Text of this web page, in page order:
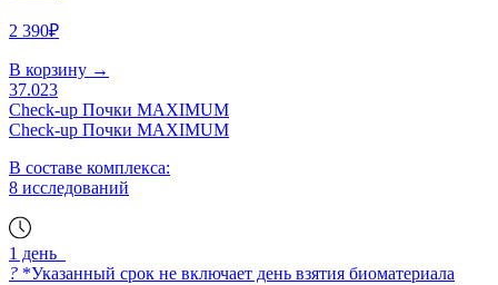
2 390₽
В корзину →
37.023
Check-up Почки MAXIMUM
Check-up Почки MAXIMUM
В составе комплекса:
8 исследований
1 день
? *Указанный срок не включает день взятия биоматериала